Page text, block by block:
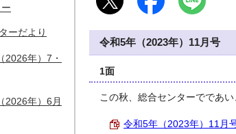
令和5年（2023年）11月号
1面
この秋、総合センターでであ
令和5年（2023年）11月
ーだより
2026年）7・
2026年）6月